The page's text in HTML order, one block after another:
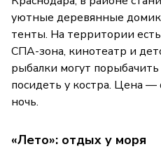
уютные деревянные
тенты. На территории
СПА-зона, кинотеатр и
рыбалки могут
посидеть у костра. Цена —
ночь.
«Лето»: отдых у моря